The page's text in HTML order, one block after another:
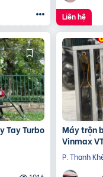
Liên hệ
Tay Turbo
Máy trộn
Vinmax
P. Thanh